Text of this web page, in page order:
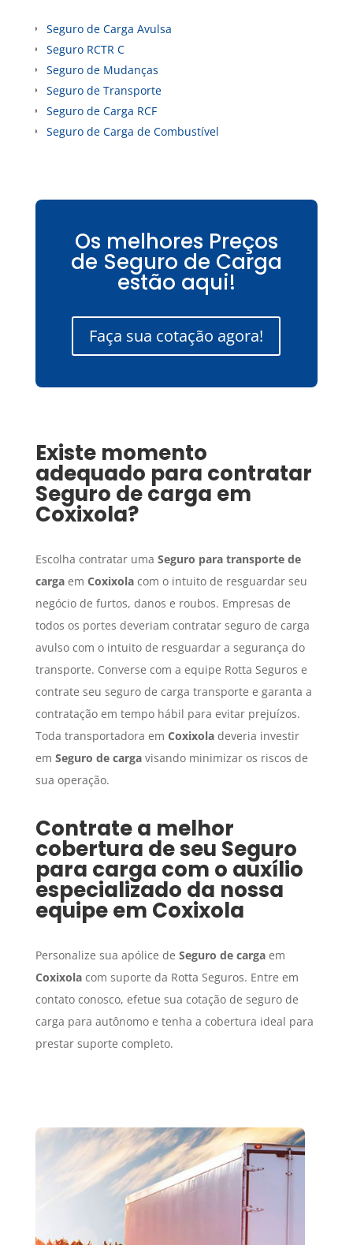
Seguro de Carga Avulsa
Seguro RCTR C
Seguro de Mudanças
Seguro de Transporte
Seguro de Carga RCF
Seguro de Carga de Combustível
Os melhores Preços
de Seguro de Carga
estão aqui!
Faça sua cotação agora!
Existe momento
adequado para contratar
Seguro de carga em
Coxixola?
Escolha contratar uma Seguro para transporte de
cargaem Coxixolacom o intuito de resguardar seu
negócio de furtos, danos e roubos. Empresas de
todos os portes deveriam contratar seguro de carga
avulso com o intuito de resguardar a segurança do
transporte. Converse com a equipe Rotta Seguros e
contrate seu seguro de carga transporte e garanta a
contratação em tempo hábil para evitar prejuízos.
Toda transportadora em Coxixoladeveria investir
em Seguro de cargavisando minimizar os riscos de
sua operação.
Contrate a melhor
cobertura de seu Seguro
para carga com o auxílio
especializado da nossa
equipe em Coxixola
Personalize sua apólice de Seguro de cargaem
Coxixolacom suporte da Rotta Seguros. Entre em
contato conosco, efetue sua cotação de seguro de
carga para autônomo e tenha a cobertura ideal para
prestar suporte completo.